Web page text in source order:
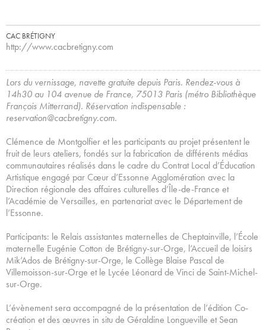
CAC BRÉTIGNY
http://www.cacbretigny.com
Lors du vernissage, navette gratuite depuis Paris. Rendez-vous à
14h30 au 104 avenue de France, 75013 Paris (métro Bibliothèque
François Mitterrand). Réservation indispensable :
reservation@cacbretigny.com.
Clémence de Montgolfier et les participants au projet présentent le
fruit de leurs ateliers, fondés sur la fabrication de différents médias
communautaires réalisés dans le cadre du Contrat Local d’Éducation
Artistique engagé par Cœur d’Essonne Agglomération avec la
Direction régionale des affaires culturelles d’Île-de-France et
l’Académie de Versailles, en partenariat avec le Département de
l’Essonne.
Participants: le Relais assistantes maternelles de Cheptainville, l’École
maternelle Eugénie Cotton de Brétigny-sur-Orge, l’Accueil de loisirs
Mik’Ados de Brétigny-sur-Orge, le Collège Blaise Pascal de
Villemoisson-sur-Orge et le Lycée Léonard de Vinci de Saint-Michel-
sur-Orge.
L’évènement sera accompagné de la présentation de l’édition Co-
création et des œuvres in situ de Géraldine Longueville et Sean